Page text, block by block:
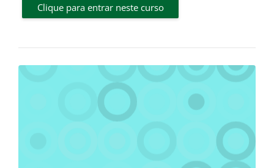
Clique para entrar neste curso